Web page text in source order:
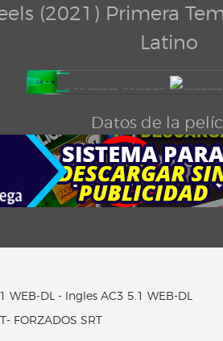
(2021) Primera
Latino
Datos de la
WEB-DL - Ingles AC3 5.1 WEB-DL
FORZADOS SRT